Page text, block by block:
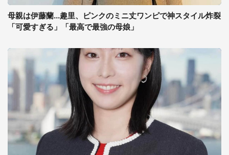
母親は伊藤蘭...趣里、ピンクのミニ丈ワンピで神スタイル炸裂
「可愛すぎる」「最高で最強の母娘」